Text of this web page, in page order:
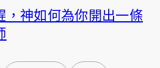
，神如何為你開出一條